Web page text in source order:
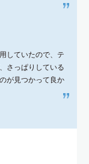
していたので、テ
さっぱりしている
が見つかって良か